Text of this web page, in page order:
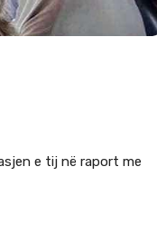
e tij në raport me